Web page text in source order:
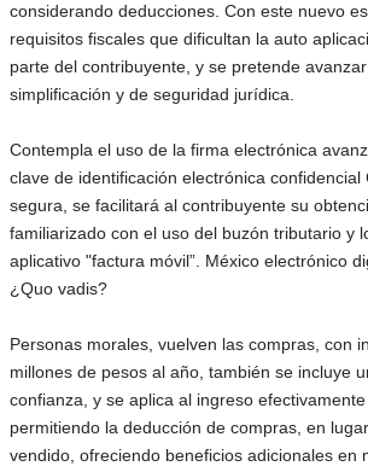
considerando deducciones. Con este nuevo
requisitos fiscales que dificultan la auto
parte del contribuyente, y se pretende
simplificación y de seguridad jurídica.
Contempla el uso de la firma electrónica
clave de identificación electrónica confidencial
segura, se facilitará al contribuyente su
familiarizado con el uso del buzón tributario y
aplicativo "factura móvil”. México electrónico
¿Quo vadis?
Personas morales, vuelven las compras, con
millones de pesos al año, también se incluye
confianza, y se aplica al ingreso efectivamente
permitiendo la deducción de compras, en
vendido, ofreciendo beneficios adicionales en